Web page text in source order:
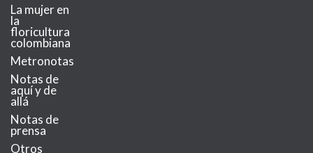
La mujer en
la
floricultura
colombiana
Metronotas
Notas de
aquí y de
allá
Notas de
prensa
Otros